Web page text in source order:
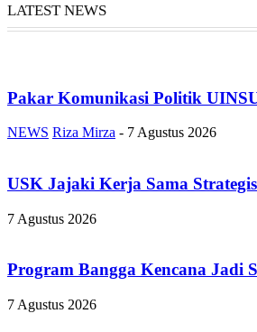
LATEST NEWS
Pakar Komunikasi Politik
NEWS Riza Mirza - 7 Agustus 2026
USK Jajaki Kerja Sama
7 Agustus 2026
Program Bangga Kencana Jadi
7 Agustus 2026